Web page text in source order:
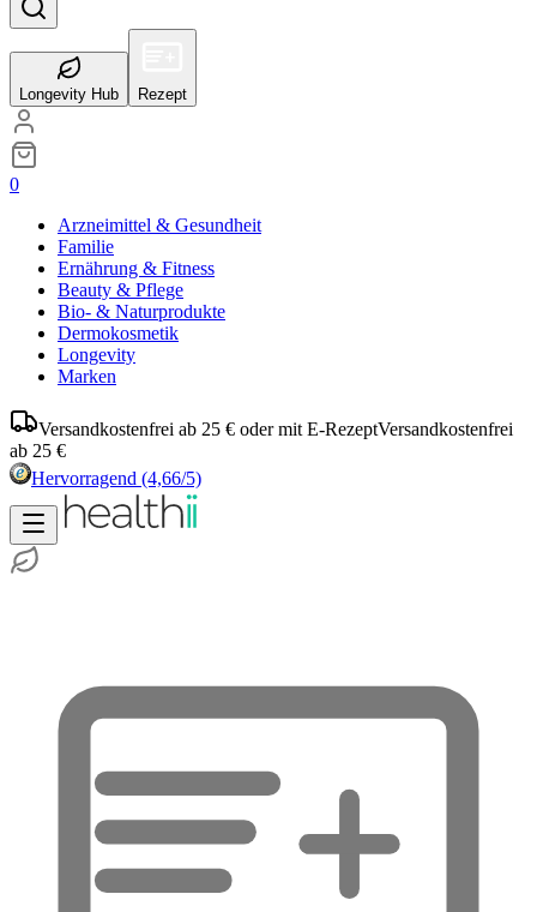
Longevity Hub Rezept
0
Arzneimittel & Gesundheit
Familie
Ernährung & Fitness
Beauty & Pflege
Bio- & Naturprodukte
Dermokosmetik
Longevity
Marken
Versandkostenfrei ab 25 € oder mit E-RezeptVersandkostenfrei
ab 25 €
Hervorragend (4,66/5)